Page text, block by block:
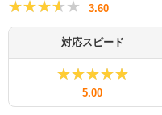
★★★★★
★★★★★ 3.60
対応スピード
★★★★★
★★★★★
5.00